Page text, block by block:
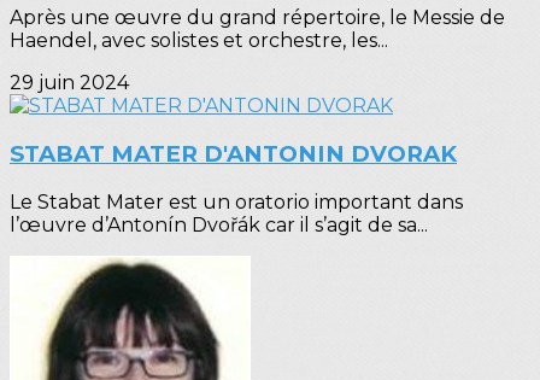
Après une œuvre du grand répertoire, le Messie de
Haendel, avec solistes et orchestre, les...
29 juin 2024
STABAT MATER D'ANTONIN DVORAK
Le Stabat Mater est un oratorio important dans
l’œuvre d’Antonín Dvořák car il s’agit de sa...